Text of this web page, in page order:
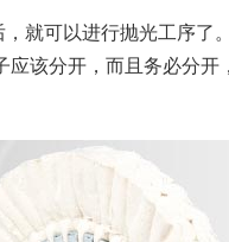
可以进行抛光工序了
应该分开，而且务必分开